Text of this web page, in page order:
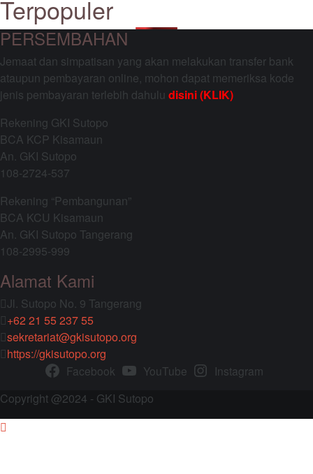
Terpopuler
PERSEMBAHAN
Jemaat dan simpatisan yang akan melakukan transfer bank
ataupun pembayaran online, mohon dapat memeriksa kode
jenis pembayaran terlebih dahulu disini (KLIK)
Rekening GKI Sutopo
BCA KCP Kisamaun
An. GKI Sutopo
108-2724-537
Rekening “Pembangunan”
BCA KCU Kisamaun
An. GKI Sutopo Tangerang
108-2995-999
Alamat Kami
Jl. Sutopo No. 9 Tangerang
+62 21 55 237 55
sekretariat@gkisutopo.org
https://gkisutopo.org
Facebook YouTube Instagram
Copyright @2024 - GKI Sutopo